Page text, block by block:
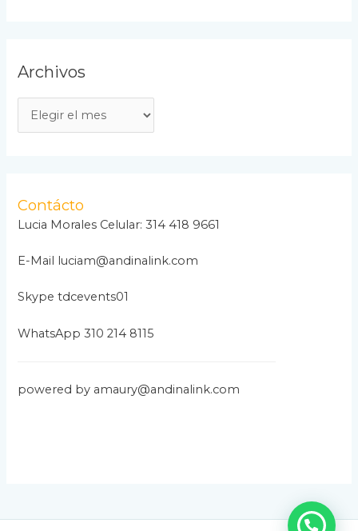
Archivos
r
i
v
Contácto
Lucia Morales Celular: 314 418 9661
E-Mail luciam@andinalink.com
Skype tdcevents01
WhatsApp 310 214 8115
powered by amaury@andinalink.com